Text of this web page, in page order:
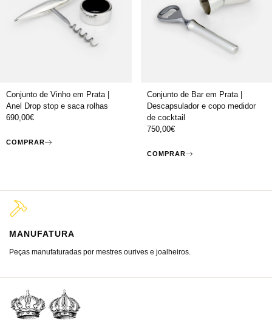
Conjunto de Vinho em Prata |
Anel Drop stop e saca rolhas
690,00€
COMPRAR
Conjunto de Bar em Prata |
Descapsulador e copo medidor
de cocktail
750,00€
COMPRAR
MANUFATURA
Peças manufaturadas por mestres ourives e joalheiros.